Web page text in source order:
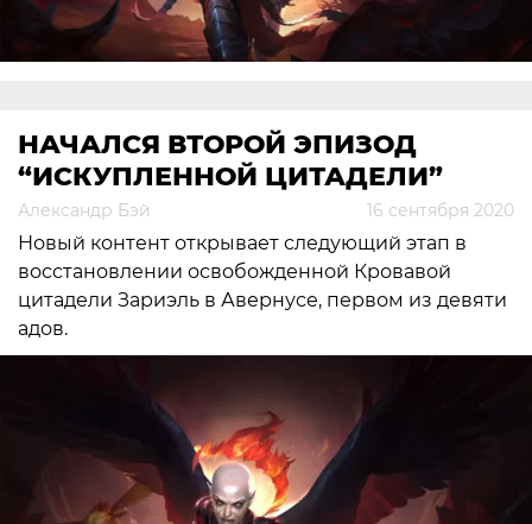
НАЧАЛСЯ ВТОРОЙ ЭПИЗОД
“ИСКУПЛЕННОЙ ЦИТАДЕЛИ”
Александр Бэй 16 сентября 2020
Новый контент открывает следующий этап в
восстановлении освобожденной Кровавой
цитадели Зариэль в Авернусе, первом из девяти
адов.